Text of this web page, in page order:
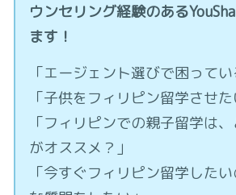
ウンセリング経験のある
ます！
「エージェント選びで困ってい
「子供をフィリピン留学させた
「フィリピンでの親子留学は
がオススメ？」
「今すぐフィリピン留学した